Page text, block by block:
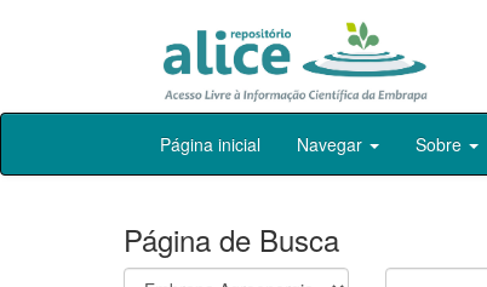
Skip
Página inicial Navegar Sobre
Página de Busca